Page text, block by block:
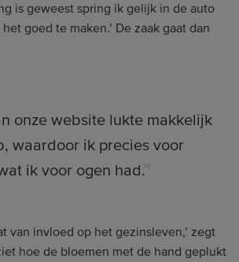
is geweest spring ik gelijk in de auto
goed te maken.’ De zaak gaat dan
onze website lukte makkelijk
waardoor ik precies voor
ik voor ogen had.
van invloed op het gezinsleven,’ zegt
hoe de bloemen met de hand geplukt